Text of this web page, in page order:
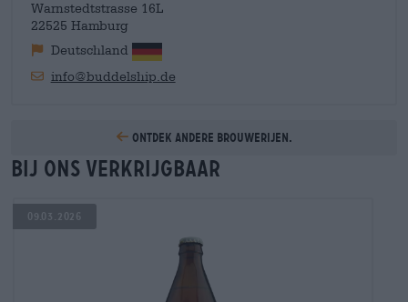
Warnstedtstrasse 16L
22525 Hamburg
Deutschland
info@buddelship.de
Ontdek andere brouwerijen.
Bij ons verkrijgbaar
09.03.2026